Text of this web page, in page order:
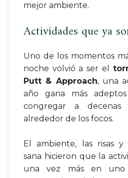
mejor ambiente.
Actividades que ya
Uno de los momentos
noche volvió a ser el
Putt & Approach, una
año gana más
congregar a decenas
alrededor de los focos.
El ambiente, las risas y
sana hicieron que la
una vez más en uno